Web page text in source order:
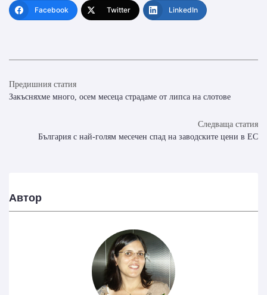
Facebook Twitter LinkedIn
Предишния статия
Закъсняхме много, осем месеца страдаме от липса на слотове
Следваща статия
България с най-голям месечен спад на заводските цени в ЕС